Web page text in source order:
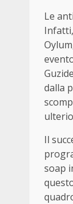
Le
dalla
Il
soap